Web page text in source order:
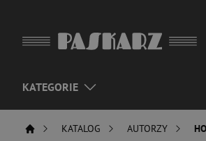
KATEGORIE
KATALOG AUTORZY